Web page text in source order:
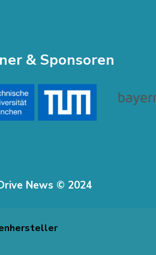
& Sponsoren
News © 2024